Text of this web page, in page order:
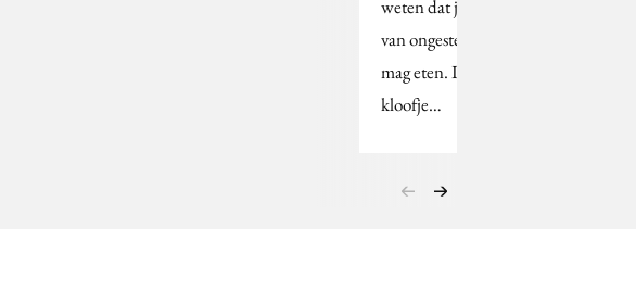
weten dat je geen eieren
van ongestelde kippen
mag eten. Ik zie een
kloofje…